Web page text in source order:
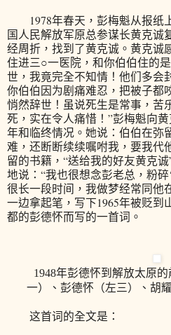
1978年春天，彭梅魁从报纸
国人民解放军原总参谋长黄克诚
经周折，找到了黄克诚。黄克诚
住进三○一医院，和你伯伯住的
世，我竟完全不知情！他们多会
你伯伯因为剧痛难忍，把被子都
悄然辞世！虽说死生是常事，苦
死，实在令人痛惜！”彭梅魁向
年和临终情况。她说：伯伯在弥
难，还断断续续嘱咐我，要我代
留的书籍，“送给我的好友黄克
地说：“我也很想念彭老总，粉
很长一段时间，我做梦经常同他
一边拿起笔，写下1965年被贬到
都的彭德怀而写的一首词。
1948年彭德怀到解放太原的
一）、彭德怀（左三）、胡
这首词的全文是：